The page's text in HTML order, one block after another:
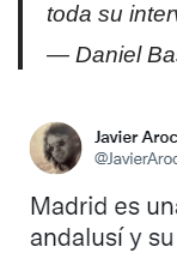
toda su
— Daniel